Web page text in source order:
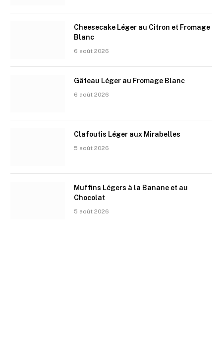
Cheesecake Léger au Citron et Fromage
Blanc
6 août 2026
Gâteau Léger au Fromage Blanc
6 août 2026
Clafoutis Léger aux Mirabelles
5 août 2026
Muffins Légers à la Banane et au
Chocolat
5 août 2026